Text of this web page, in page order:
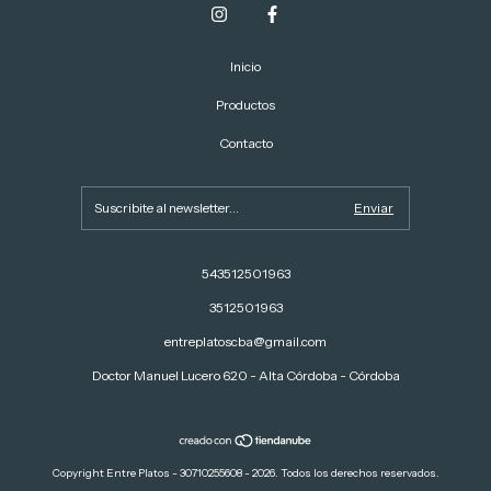
Inicio
Productos
Contacto
543512501963
3512501963
entreplatoscba@gmail.com
Doctor Manuel Lucero 620 - Alta Córdoba - Córdoba
Copyright Entre Platos - 30710255608 - 2026. Todos los derechos reservados.